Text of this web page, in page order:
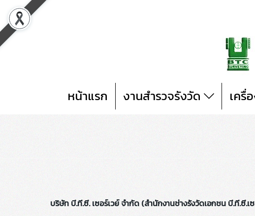
หน้าแรก งานสำรวจรังวัด เครื่
บริษัท บี.ที.ซี. เซอร์เวย์ จำกัด (สำนักงานช่างรังวัดเอกชน บี.ที.ซี.เ